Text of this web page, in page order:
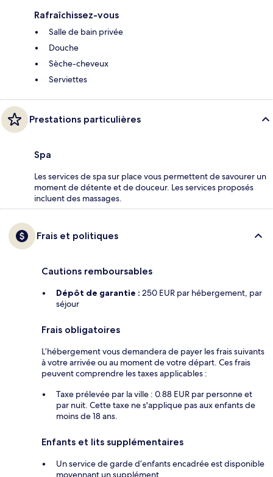
Rafraîchissez-vous
Salle de bain privée
Douche
Sèche-cheveux
Serviettes
Prestations particulières
Spa
Les services de spa sur place vous permettent de savourer un
moment de détente et de douceur. Les services proposés
incluent des massages.
Frais et politiques
Cautions remboursables
Dépôt de garantie : 250 EUR par hébergement, par
séjour
Frais obligatoires
L’hébergement vous demandera de payer les frais suivants
à votre arrivée ou au moment de votre départ. Ces frais
peuvent comprendre les taxes applicables :
Taxe prélevée par la ville : 0.88 EUR par personne et
par nuit. Cette taxe ne s'applique pas aux enfants de
moins de 18 ans.
Enfants et lits supplémentaires
Un service de garde d’enfants encadrée est disponible
moyennant un supplément